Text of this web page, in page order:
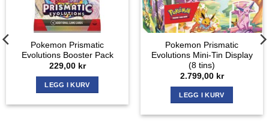
Pokemon Prismatic
Evolutions Booster Pack
229,00 kr
LEGG I KURV
Pokemon Prismatic
Evolutions Mini-Tin Display
(8 tins)
2.799,00 kr
LEGG I KURV